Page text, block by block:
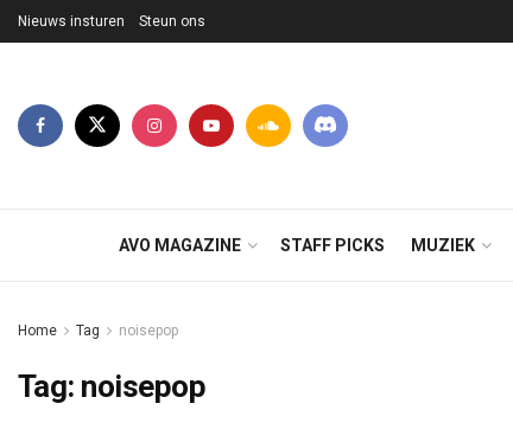
Nieuws insturen Steun ons
AVO MAGAZINE STAFF PICKS MUZIEK
Home Tag noisepop
Tag: noisepop